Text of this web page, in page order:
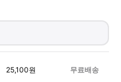
25,100원 무료배송